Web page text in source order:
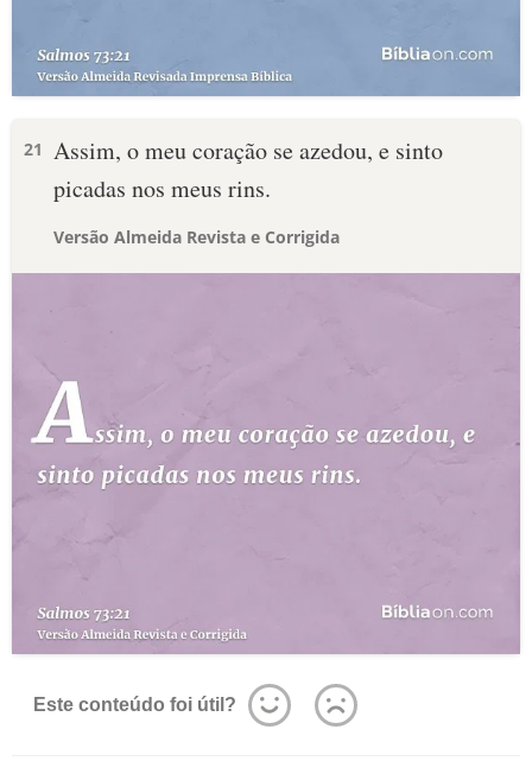
21 Assim, o meu coração se azedou, e sinto
picadas nos meus rins.
Versão Almeida Revista e Corrigida
Este conteúdo foi útil?